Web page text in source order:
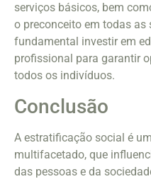
serviços básicos, bem
o preconceito em todas
fundamental investir em
profissional para garantir
todos os indivíduos.
Conclusão
A estratificação social é
multifacetado, que
das pessoas e da